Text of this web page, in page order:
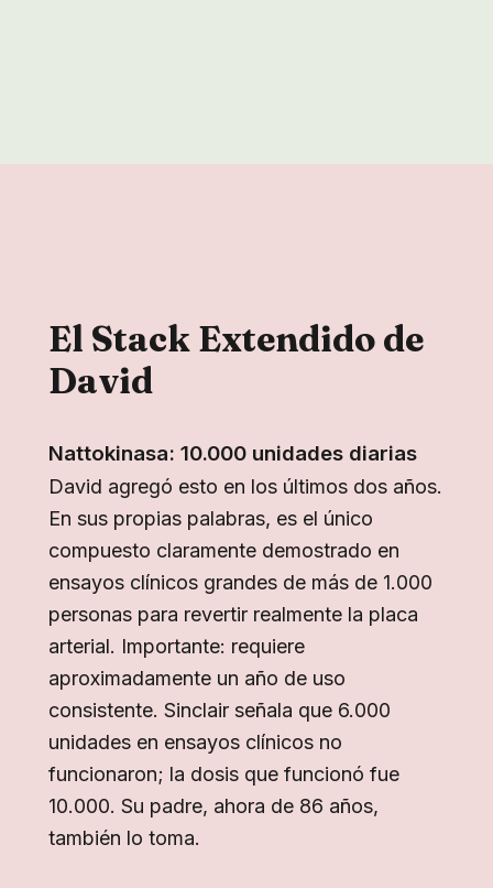
El Stack Extendido de
David
Nattokinasa: 10.000 unidades diarias
David agregó esto en los últimos dos años.
En sus propias palabras, es el único
compuesto claramente demostrado en
ensayos clínicos grandes de más de 1.000
personas para revertir realmente la placa
arterial. Importante: requiere
aproximadamente un año de uso
consistente. Sinclair señala que 6.000
unidades en ensayos clínicos no
funcionaron; la dosis que funcionó fue
10.000. Su padre, ahora de 86 años,
también lo toma.